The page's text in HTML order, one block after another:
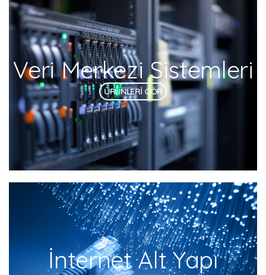
Veri Merkezi Sistemleri
ÜRÜNLERİ GÖR
İnternet Alt Yapı